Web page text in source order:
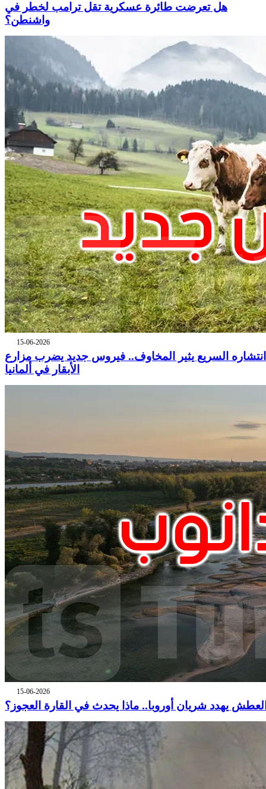
هل تعرضت طائرة عسكرية تقل ترامب لخطر في
واشنطن؟
15-06-2026
انتشاره السريع يثير المخاوف.. فيروس جديد يضرب مزارع
الأبقار في ألمانيا
15-06-2026
يهدد شريان أوروبا.. ماذا يحدث في القارة العجوز؟